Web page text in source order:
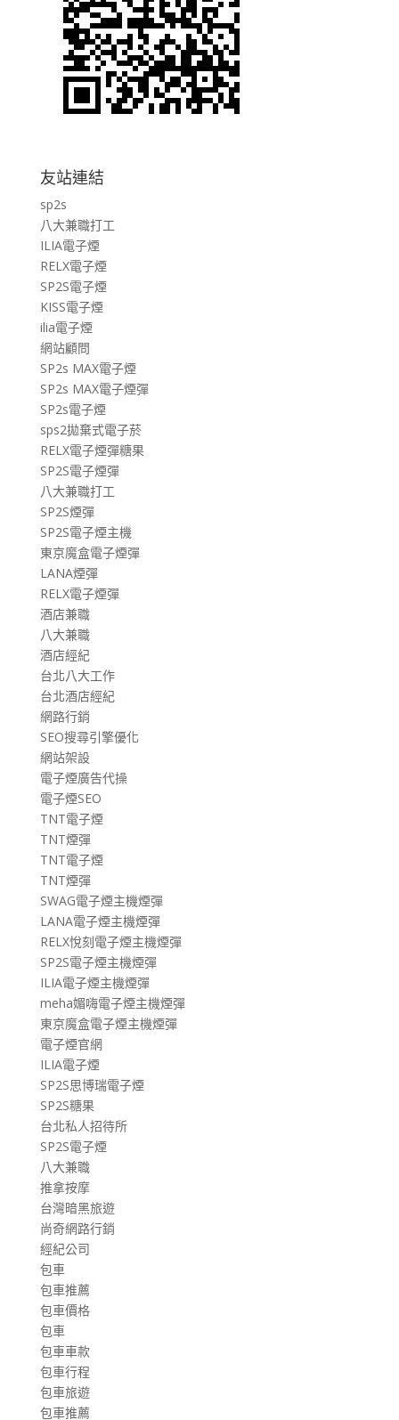
友站連結
sp2s
八大兼職打工
ILIA電子煙
RELX電子煙
SP2S電子煙
KISS電子煙
ilia電子煙
網站顧問
SP2s MAX電子煙
SP2s MAX電子煙彈
SP2s電子煙
sps2拋棄式電子菸
RELX電子煙彈糖果
SP2S電子煙彈
八大兼職打工
SP2S煙彈
SP2S電子煙主機
東京魔盒電子煙彈
LANA煙彈
RELX電子煙彈
酒店兼職
八大兼職
酒店經紀
台北八大工作
台北酒店經紀
網路行銷
SEO搜尋引擎優化
網站架設
電子煙廣告代操
電子煙SEO
TNT電子煙
TNT煙彈
TNT電子煙
TNT煙彈
SWAG電子煙主機煙彈
LANA電子煙主機煙彈
RELX悅刻電子煙主機煙彈
SP2S電子煙主機煙彈
ILIA電子煙主機煙彈
meha媚嗨電子煙主機煙彈
東京魔盒電子煙主機煙彈
電子煙官網
ILIA電子煙
SP2S思博瑞電子煙
SP2S糖果
台北私人招待所
SP2S電子煙
八大兼職
推拿按摩
台灣暗黑旅遊
尚奇網路行銷
經紀公司
包車
包車推薦
包車價格
包車
包車車款
包車行程
包車旅遊
包車推薦